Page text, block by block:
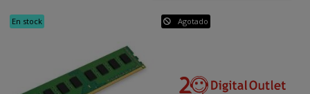
En stock Agotado